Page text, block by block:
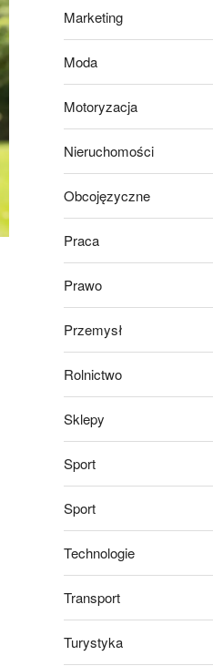
Marketing
Moda
Motoryzacja
Nieruchomości
Obcojęzyczne
Praca
Prawo
Przemysł
Rolnictwo
Sklepy
Sport
Sport
Technologie
Transport
Turystyka